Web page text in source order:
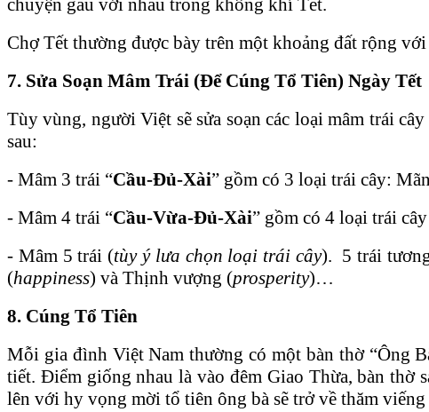
chuyện gẫu với nhau trong không khí Tết.
Chợ Tết thường được bày trên một khoảng đất rộng
7. Sửa Soạn Mâm Trái (Để Cúng Tổ Tiên) Ngày Tết
Tùy vùng, người Việt sẽ sửa soạn các loại mâm trái
sau:
- Mâm 3 trái “Cầu-Đủ-Xài” gồm có 3 loại trái cây:
- Mâm 4 trái “Cầu-Vừa-Đủ-Xài” gồm có 4 loại trái
- Mâm 5 trái (tùy ý lưa chọn loại trái cây). 5 trái
(happiness) và Thịnh vượng (prosperity)…
8. Cúng Tổ Tiên
Mỗi gia đình Việt Nam thường có một bàn thờ “Ông
tiết. Điểm giống nhau là vào đêm Giao Thừa, bàn thờ
lên với hy vọng mời tổ tiên ông bà sẽ trở về thăm